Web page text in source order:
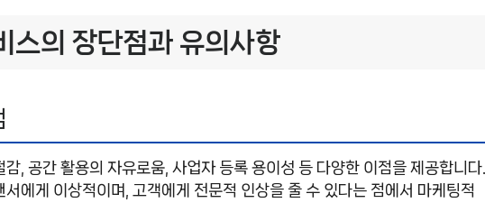
스의 장단점과 유의사항
, 공간 활용의 자유로움, 사업자 등록 용이성 등 다양한 이점을 제공합니다.
에게 이상적이며, 고객에게 전문적 인상을 줄 수 있다는 점에서 마케팅적